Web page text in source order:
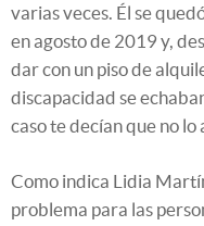
varias veces. Él se
en agosto de 2019 y,
dar con un piso de
discapacidad se
caso te decían que no lo
Como indica Lidia
problema para las